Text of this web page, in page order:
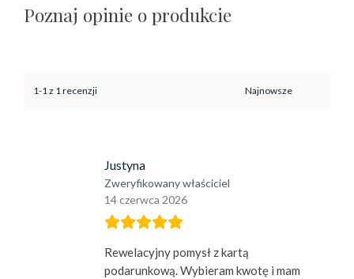
Poznaj opinie o produkcie
1-1 z 1 recenzji
Justyna
Zweryfikowany właściciel
14 czerwca 2026
Rewelacyjny pomysł z kartą
podarunkową. Wybieram kwotę i mam